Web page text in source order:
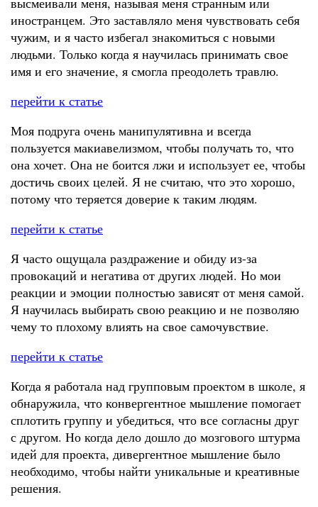
иностранцем. Это заставляло меня чувствовать себя
чужим, и я часто избегал знакомиться с новыми
людьми. Только когда я научилась принимать свое
имя и его значение, я смогла преодолеть травлю.
перейти к статье
Моя подруга очень манипулятивна и всегда
пользуется макиавелизмом, чтобы получать то, что
она хочет. Она не боится лжи и использует ее, чтобы
достичь своих целей. Я не считаю, что это хорошо,
потому что теряется доверие к таким людям.
перейти к статье
Я часто ощущала раздражение и обиду из-за
провокаций и негатива от других людей. Но мои
реакции и эмоции полностью зависят от меня самой.
Я научилась выбирать свою реакцию и не позволяю
чему то плохому влиять на свое самочувствие.
перейти к статье
Когда я работала над групповым проектом в школе, я
обнаружила, что конвергентное мышление помогает
сплотить группу и убедиться, что все согласны друг
с другом. Но когда дело дошло до мозгового штурма
идей для проекта, дивергентное мышление было
необходимо, чтобы найти уникальные и креативные
решения.